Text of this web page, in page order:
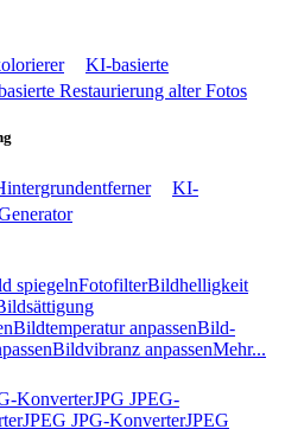
KI-basierte
Restaurierung alter Fotos
KI-
spiegelnFotofilterBildhelligkeit
Bildtemperatur anpassenBild-
Bildvibranz anpassenMehr...
KonverterJPG JPEG-
JPEG JPG-KonverterJPEG